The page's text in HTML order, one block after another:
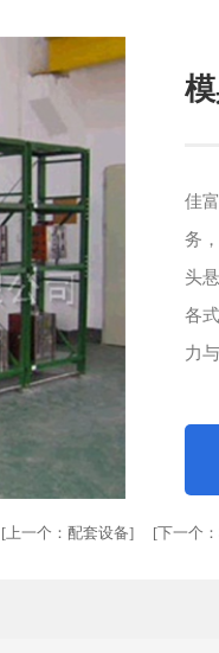
佳
务
头
各
力
[上一个： 配套设备] [下一个：